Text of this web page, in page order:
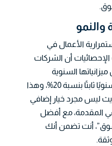
الأعمال في
أن الشركات
من 50% من ميزانياتها السنوية
للتسويق الرقمي تحقق نموًا سنويًا ثابتًا بنسبة 20%، وهذا
ليس مجرد خيار إضافي
في المقدمة، مع أفضل
أنت تضمن أنك